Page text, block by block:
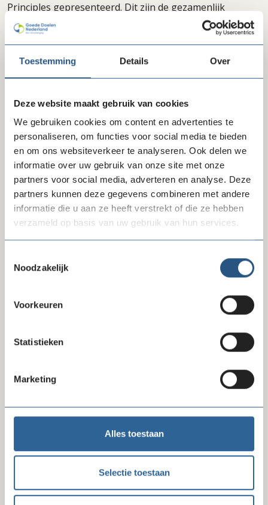
Toestemming Details Over
Deze website maakt gebruik van cookies
We gebruiken cookies om content en advertenties te
personaliseren, om functies voor social media te bieden
en om ons websiteverkeer te analyseren. Ook delen we
informatie over uw gebruik van onze site met onze
partners voor social media, adverteren en analyse. Deze
partners kunnen deze gegevens combineren met andere
informatie die u aan ze heeft verstrekt of die ze hebben
verzameld op basis van uw gebruik van hun services.
Noodzakelijk
Voorkeuren
Statistieken
Marketing
Alles toestaan
Selectie toestaan
Principles gepresenteerd. Dit zijn de gezamenlijk
geformuleerde vertrekpunten voor impactgericht
werken. Door de principles te onderschrijven, willen we
gaan met impactgericht werken. Op die manier werken
we stap voor stap aan het impactvol bijdragen aan een
Delen Delen via LinkedIn
Delen via Facebook
Laatste ledenberichten
Uitbreiding zorgcollectief: nu 8
zorgverzekeraars